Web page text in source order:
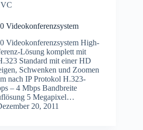
Videokonferenzsystem
Videokonferenzsystem High-
Lösung komplett mit
Standard mit einer HD
Schwenken und Zoomen
nach IP Protokol H.323-
– 4 Mbps Bandbreite
5 Megapixel…
20, 2011